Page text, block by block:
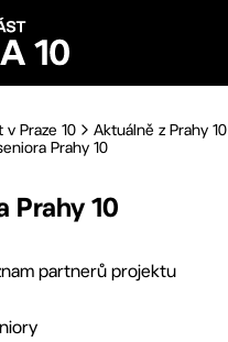
v Praze 10
Aktuálně z Prahy 10
Prahy 10
Prahy 10
partnerů projektu